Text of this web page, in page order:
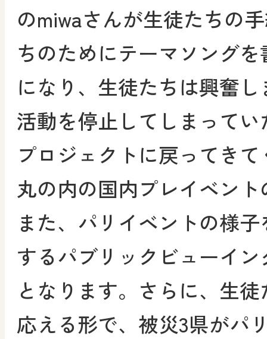
のmiwaさんが生徒たちの
ちのためにテーマソング
になり、生徒たちは興奮
活動を停止してしまって
プロジェクトに戻ってき
丸の内の国内プレイベン
また、パリイベントの様
するパブリックビューイ
となります。さらに、生
応える形で、被災3県がパ